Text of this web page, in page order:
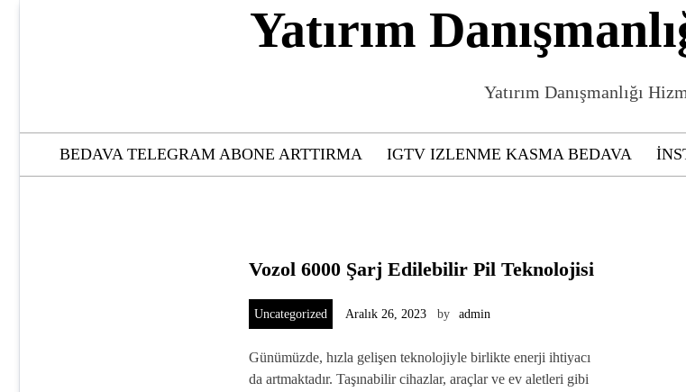
Yatırım
Yatırım Danışmanlığı
BEDAVA TELEGRAM ABONE ARTTIRMA IGTV IZLENME KASMA BEDAVA
Vozol 6000 Şarj Edilebilir Pil Teknolojisi
Uncategorized Aralık 26, 2023 by admin
Günümüzde, hızla gelişen teknolojiyle birlikte enerji ihtiyacı
da artmaktadır. Taşınabilir cihazlar, araçlar ve ev aletleri gibi